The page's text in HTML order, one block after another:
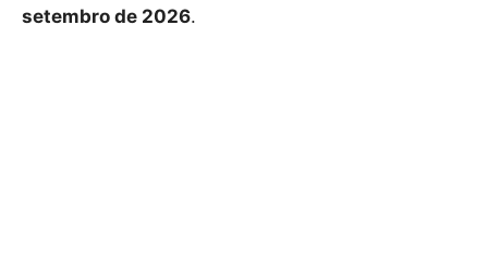
setembro de 2026.